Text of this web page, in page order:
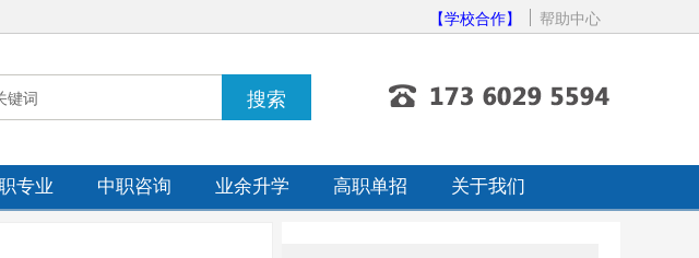
【学校合作】 帮助中心
专业 中职咨询 业余升学 高职单招 关于我们